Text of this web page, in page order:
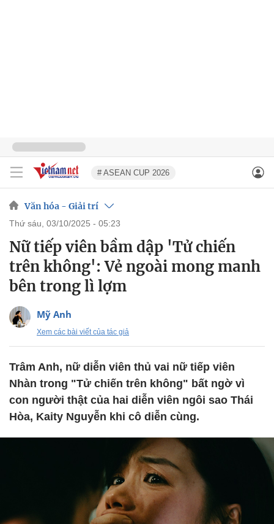
# ASEAN CUP 2026
Văn hóa - Giải trí
thứ sáu, 03/10/2025 - 05:23
Nữ tiếp viên bầm dập 'Tử chiến
trên không': Vẻ ngoài mong manh
bên trong lì lợm
Mỹ Anh
Xem các bài viết của tác giả
Trâm Anh, nữ diễn viên thủ vai nữ tiếp viên
Nhàn trong "Tử chiến trên không" bất ngờ vì
con người thật của hai diễn viên ngôi sao Thái
Hòa, Kaity Nguyễn khi cô diễn cùng.